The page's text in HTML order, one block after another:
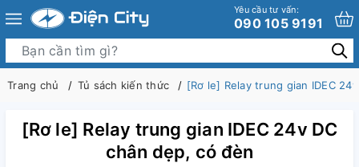
Yêu cầu tư vấn:
090 105 9191
Trang chủ Tủ sách kiến thức [Rơ le] Relay trung gian IDEC
[Rơ le] Relay trung gian IDEC 24v DC
chân dẹp, có đèn